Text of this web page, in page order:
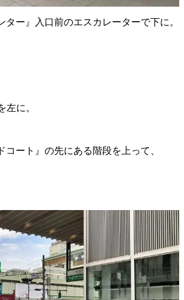
ター』入口前のエスカレーターで下に。
左に。
コート』の先にある階段を上って、